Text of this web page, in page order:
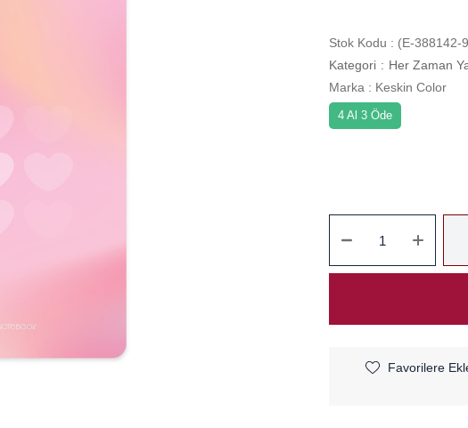
Stok Kodu
(E-388142-
Kategori : Her Zaman
Marka : Keskin Color
4 Al 3 Öde
Favorilere